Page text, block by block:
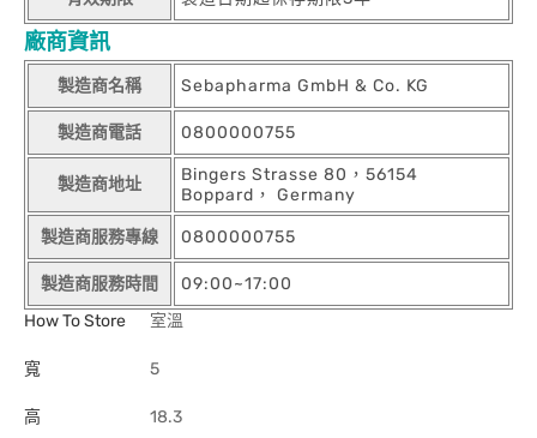
廠商資訊
製造商名稱 Sebapharma GmbH & Co. KG
製造商電話 0800000755
製造商地址
Bingers Strasse 80，56154
Boppard， Germany
製造商服務專線 0800000755
製造商服務時間
09:00~17:00
How To Store
室溫
寬 5
高 18.3